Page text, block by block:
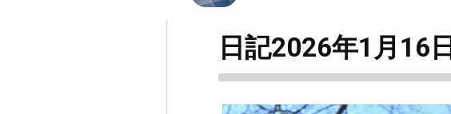
日記2026年1月16日